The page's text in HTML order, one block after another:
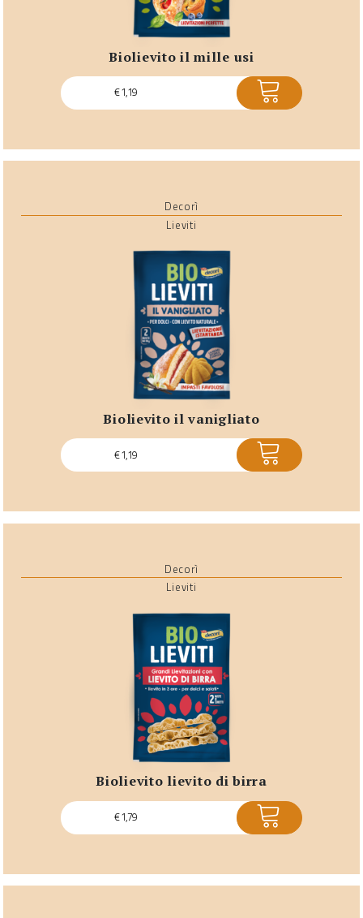
biolievito il mille usi
€1,19 ACQUISTA
Decorì
Lieviti
biolievito il vanigliato
€1,19 ACQUISTA
Decorì
Lieviti
biolievito lievito di birra
€1,79 ACQUISTA